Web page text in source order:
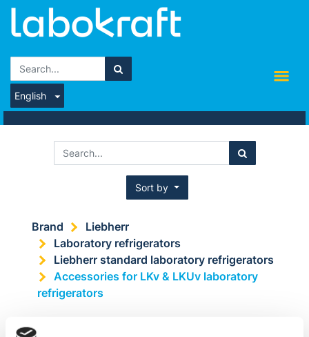
English
Sort by
Brand
Liebherr
Laboratory refrigerators
Liebherr standard laboratory refrigerators
Accessories for LKv & LKUv laboratory
refrigerators